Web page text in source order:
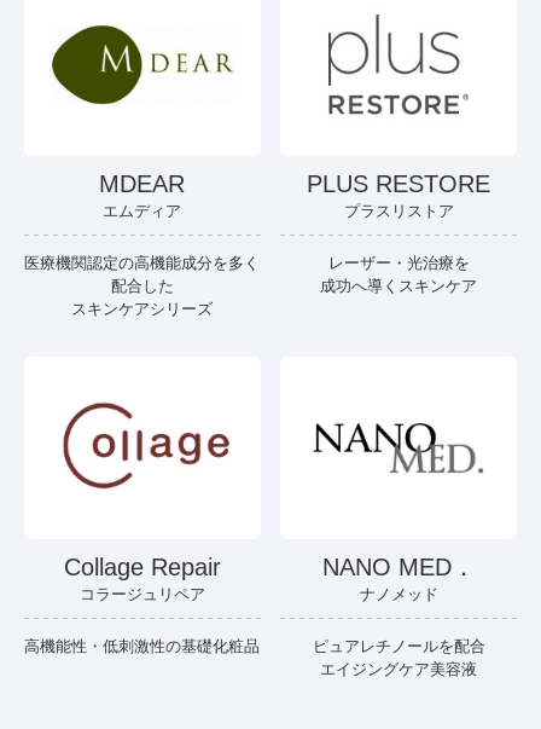
MDEAR
エムディア
医療機関認定の高機能成分を多く
配合した
スキンケアシリーズ
PLUS RESTORE
プラスリストア
レーザー・光治療を
成功へ導くスキンケア
Collage Repair
コラージュリペア
高機能性・低刺激性の基礎化粧品
NANO MED．
ナノメッド
ピュアレチノールを配合
エイジングケア美容液